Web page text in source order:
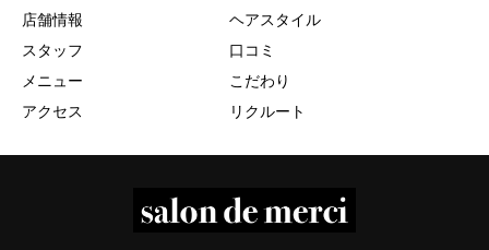
店舗情報
スタッフ
メニュー
アクセス
ヘアスタイル
口コミ
こだわり
リクルート